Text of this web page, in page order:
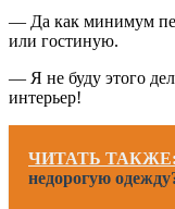
— Да как минимум
или гостиную.
— Я не буду этого
интерьер!
ЧИТАТЬ ТАКЖЕ:
недорогую